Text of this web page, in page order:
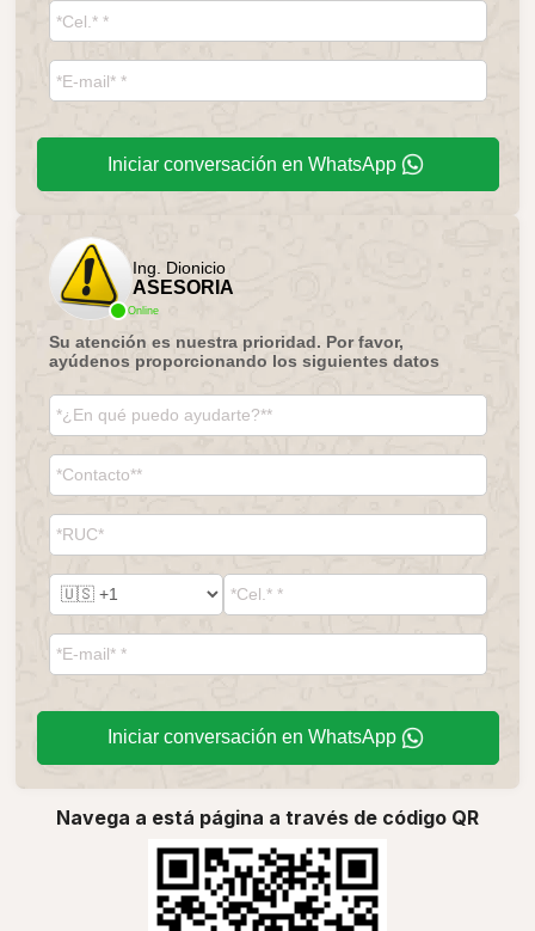
Iniciar conversación en WhatsApp
Online
Ing. Dionicio
ASESORIA
Su atención es nuestra prioridad. Por favor,
ayúdenos proporcionando los siguientes datos
Iniciar conversación en WhatsApp
Navega a está página a través de código QR